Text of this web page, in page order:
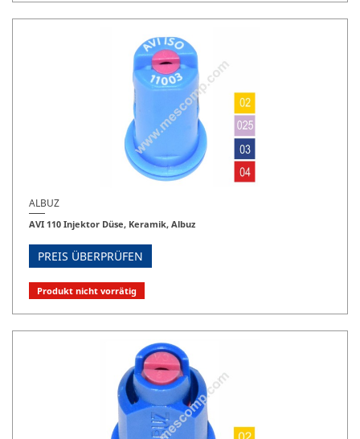
ALBUZ
AVI 110 Injektor Düse, Keramik, Albuz
PREIS ÜBERPRÜFEN
Produkt nicht vorrätig